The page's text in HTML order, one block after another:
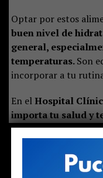
Optar por estos
buen nivel de
general,
temperaturas.Son
incorporar a tu
En el Hospital
importa tu salud y
opciones naturales
necesitas una
próxima cita.